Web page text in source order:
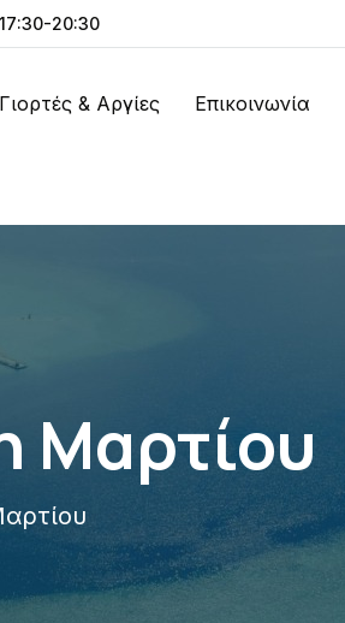
20:30
Γιορτές & Αργίες Επικοινωνία
Μαρτίου